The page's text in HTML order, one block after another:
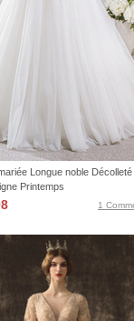
Longue noble
Printemps
1